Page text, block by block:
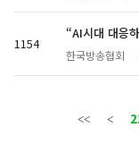
1154
“AI시대 대응
한국방송협회